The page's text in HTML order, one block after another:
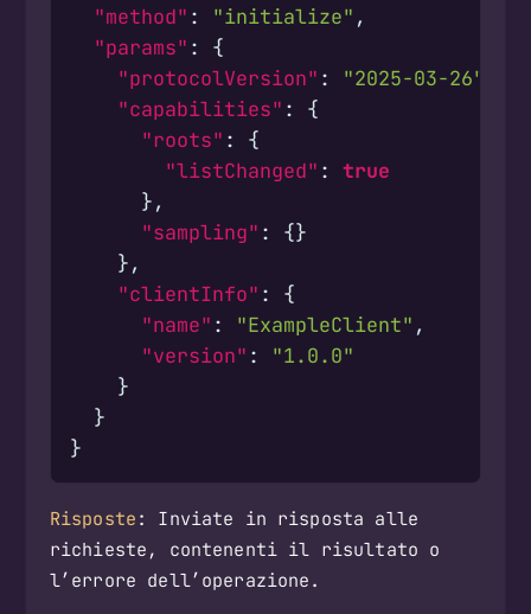
"method" : "initialize" ,
"params" :
{
"protocolVersion" : "2025-03-26"
"capabilities" :
{
"roots" :
{
"listChanged" : true
},
"sampling" :
{}
},
"clientInfo" :
{
"name" : "ExampleClient" ,
"version" :
"1.0.0"
}
}
}
Risposte: Inviate in risposta alle
richieste, contenenti il risultato o
l’errore dell’operazione.